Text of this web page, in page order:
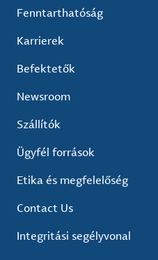
Fenntarthatóság
Karrierek
Befektetők
Newsroom
Szállítók
Ügyfél források
Etika és megfelelőség
Contact Us
Integritási segélyvonal